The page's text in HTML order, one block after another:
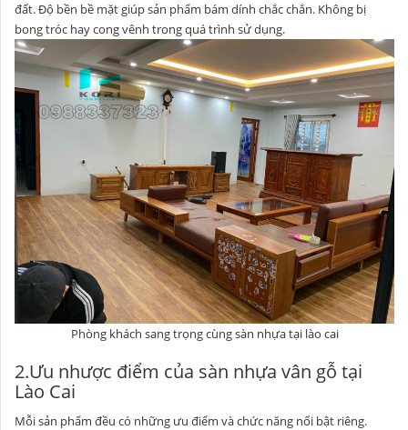
đất. Độ bền bề mặt giúp sản phẩm bám dính chắc chắn. Không bị
bong tróc hay cong vênh trong quá trình sử dụng.
Phòng khách sang trọng cùng sàn nhựa tại lào cai
2.Ưu nhược điểm của sàn nhựa vân gỗ tại
Lào Cai
Mỗi sản phẩm đều có những ưu điểm và chức năng nổi bật riêng.